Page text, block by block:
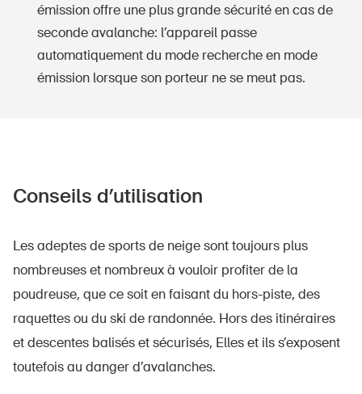
émission offre une plus grande sécurité en cas de
seconde avalanche: l’appareil passe
automatiquement du mode recherche en mode
émission lorsque son porteur ne se meut pas.
Conseils d’utilisation
Les adeptes de sports de neige sont toujours plus
nombreuses et nombreux à vouloir profiter de la
poudreuse, que ce soit en faisant du hors-piste, des
raquettes ou du ski de randonnée. Hors des itinéraires
et descentes balisés et sécurisés, Elles et ils s’exposent
toutefois au danger d’avalanches.